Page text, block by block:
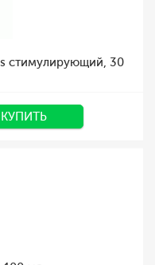
стимулирующий, 30
КУПИТЬ